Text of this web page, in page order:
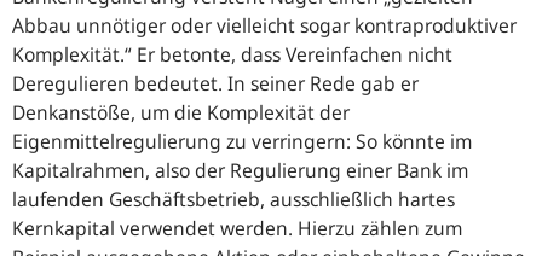
Abbau unnötiger oder vielleicht sogar kontraproduktiver
Komplexität. Er betonte, dass Vereinfachen nicht
Deregulieren bedeutet. In seiner Rede gab er
Denkanstöße, um die Komplexität der
Eigenmittelregulierung zu verringern: So könnte im
Kapitalrahmen, also der Regulierung einer Bank im
laufenden Geschäftsbetrieb, ausschließlich hartes
Kernkapital verwendet werden. Hierzu zählen zum